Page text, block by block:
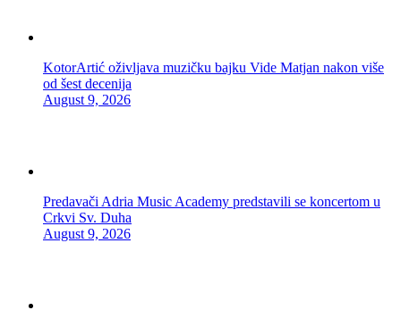
KotorArtić oživljava muzičku bajku Vide Matjan nakon više
od šest decenija
August 9, 2026
Predavači Adria Music Academy predstavili se koncertom u
Crkvi Sv. Duha
August 9, 2026